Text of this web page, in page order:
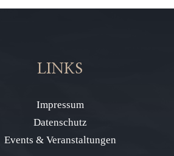
LINKS
Impressum
Datenschutz
Events & Veranstaltungen